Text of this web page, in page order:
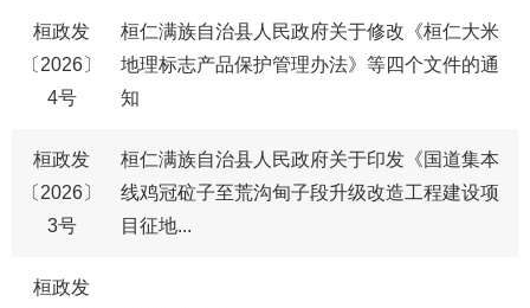
桓政发
〔2026〕
4号
​桓仁满族自治县人民政府关于修改《桓仁大米
地理标志产品保护管理办法》等四个文件的通
知
桓政发
〔2026〕
3号
桓仁满族自治县人民政府关于印发《国道集本
线鸡冠砬子至荒沟甸子段升级改造工程建设项
目征地...
桓政发